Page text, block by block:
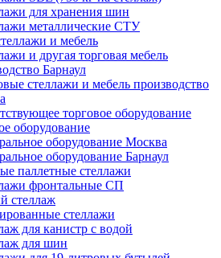
для хранения шин
металлические СТУ
и мебель
и другая торговая мебель
Барнаул
стеллажи и мебель производство
торговое оборудование
оборудование
оборудование Москва
оборудование Барнаул
паллетные стеллажи
фронтальные СП
стеллаж
стеллажи
для канистр с водой
для шин